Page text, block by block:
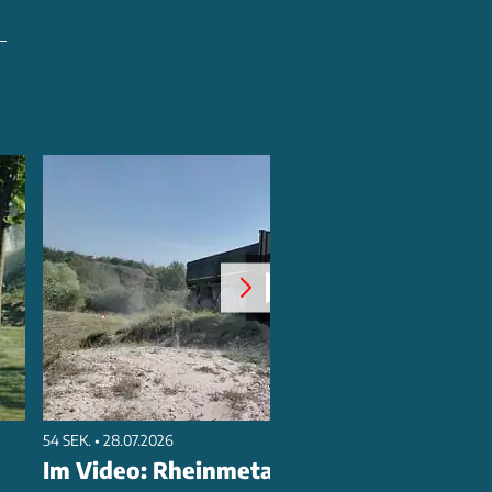
54 SEK. • 28.07.2026
Im Video: Rheinmetall HX Trucks